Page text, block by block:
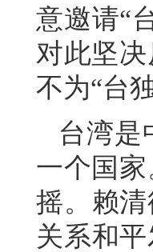
意邀请“
对此坚
不为“台
台湾是
一个国
摇。赖
关系和